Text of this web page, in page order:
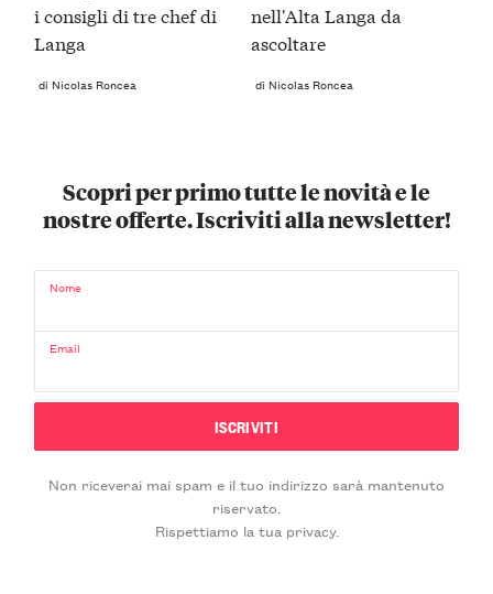
i consigli di tre chef di
Langa
di Nicolas Roncea
nell'Alta Langa da
ascoltare
di Nicolas Roncea
Scopri per primo tutte le novità e le
nostre offerte. Iscriviti alla newsletter!
Nome
Email
Non riceverai mai spam e il tuo indirizzo sarà mantenuto
riservato.
Rispettiamo la tua privacy.